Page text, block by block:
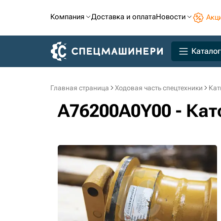
Компания Доставка и оплатаНовости
Каталог
Главная страница Ходовая часть спецтехники
A76200A0Y00 -